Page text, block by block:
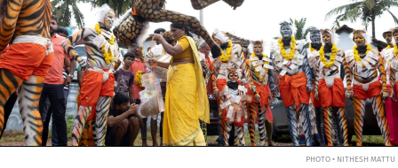
PHOTO • NITHESH MATTU